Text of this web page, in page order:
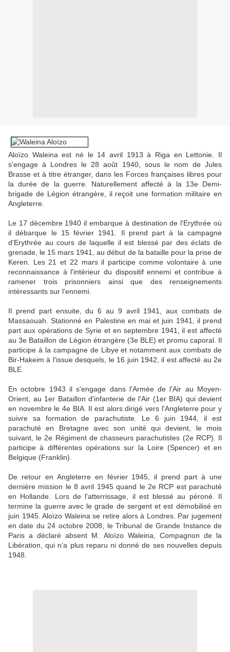
Aloïzo Waleina est né le 14 avril 1913 à Riga en Lettonie. Il
s'engage à Londres le 28 août 1940, sous le nom de Jules
Brasse et à titre étranger, dans les Forces françaises libres pour
la durée de la guerre. Naturellement affecté à la 13e Demi-
brigade de Légion étrangère, il reçoit une formation militaire en
Angleterre.
Le 17 décembre 1940 il embarque à destination de l'Erythrée où
il débarque le 15 février 1941. Il prend part à la campagne
d'Erythrée au cours de laquelle il est blessé par des éclats de
grenade, le 15 mars 1941, au début de la bataille pour la prise de
Keren. Les 21 et 22 mars il participe comme volontaire à une
reconnaissance à l'intérieur du dispositif ennemi et contribue à
ramener trois prisonniers ainsi que des renseignements
intéressants sur l'ennemi.
Il prend part ensuite, du 6 au 9 avril 1941, aux combats de
Massaouah. Stationné en Palestine en mai et juin 1941, il prend
part aux opérations de Syrie et en septembre 1941, il est affecté
au 3e Bataillon de Légion étrangère (3e BLE) et promu caporal. Il
participe à la campagne de Libye et notamment aux combats de
Bir-Hakeim à l'issue desquels, le 16 juin 1942, il est affecté au 2e
BLE.
En octobre 1943 il s'engage dans l'Armée de l'Air au Moyen-
Orient, au 1er Bataillon d'infanterie de l'Air (1er BIA) qui devient
en novembre le 4e BIA. Il est alors dirigé vers l'Angleterre pour y
suivre sa formation de parachutiste. Le 6 juin 1944, il est
parachuté en Bretagne avec son unité qui devient, le mois
suivant, le 2e Régiment de chasseurs parachutistes (2e RCP). Il
participe à différentes opérations sur la Loire (Spencer) et en
Belgique (Franklin).
De retour en Angleterre en février 1945, il prend part à une
dernière mission le 8 avril 1945 quand le 2e RCP est parachuté
en Hollande. Lors de l'atterrissage, il est blessé au péroné. Il
termine la guerre avec le grade de sergent et est démobilisé en
juin 1945. Aloïzo Waleina se retire alors à Londres. Par jugement
en date du 24 octobre 2008, le Tribunal de Grande Instance de
Paris a déclaré absent M. Aloïzo Waleina, Compagnon de la
Libération, qui n’a plus reparu ni donné de ses nouvelles depuis
1948.